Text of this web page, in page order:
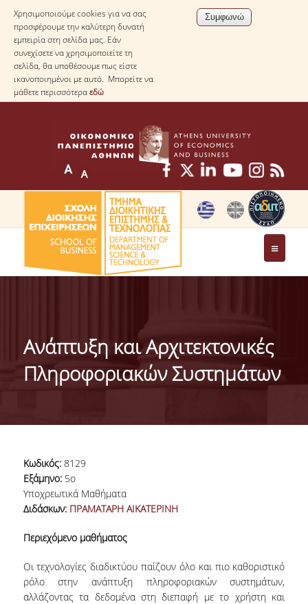
Χρησιμοποιούμε cookies για να σας
προσφέρουμε την καλύτερη δυνατή
εμπειρία στη σελίδα μας. Εάν
συνεχίσετε να χρησιμοποιείτε τη
σελίδα, θα υποθέσουμε πως είστε
ικανοποιημένοι με αυτό. Μπορείτε να
μάθετε περισσότεραεδώ
ΤΟ ΤΜΗΜΑ
ΤΑΥΤΟΤΗΤΑ ΤΟΥ ΤΜΗΜΑΤΟΣ
ΑΠΟΣΤΟΛΗ ΤΟΥ ΤΜΗΜΑΤΟΣ
ΔΙΟΙΚΗΣΗ ΤΟΥ ΤΜΗΜΑΤΟΣ
ΕΠΑΓΓΕΛΜΑΤΙΚΕΣ ΠΡΟΟΠΤΙΚΕΣ
ΓΙΑ ΜΑΘΗΤΕΣ ΛΥΚΕΙΟΥ
ΠΡΟΓΡΑΜΜΑ ΥΠΟΤΡΟΦΙΩΝ
ΚΡΙΤΗΡΙΑ ΚΑΙ ΔΙΑΔΙΚΑΣΙΑ ΕΠΙΛΟΓΗΣ
Ανάπτυξη και Αρχιτεκτονικές
Πληροφοριακών Συστημάτων
Κωδικός: 8129
Εξάμηνο: 5ο
Υποχρεωτικά Μαθήματα
Διδάσκων: ΠΡΑΜΑΤΑΡΗ ΑΙΚΑΤΕΡΙΝΗ
Περιεχόμενο μαθήματος
Οι τεχνολογίες διαδικτύου παίζουν όλο και πιο καθοριστικό
ρόλο στην ανάπτυξη πληροφοριακών συστημάτων,
αλλάζοντας τα δεδομένα στη διεπαφή με το χρήστη και